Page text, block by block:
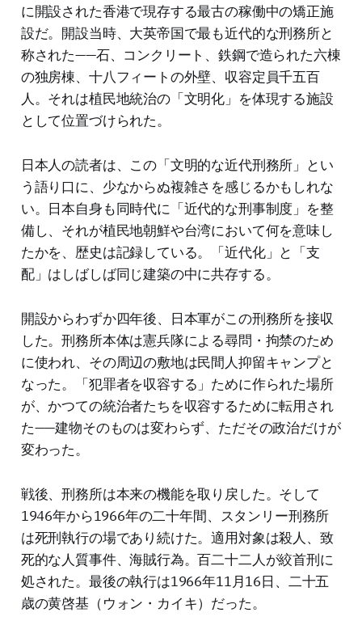
に開設された香港で現存する最古の稼働中の矯正施
設だ。開設当時、大英帝国で最も近代的な刑務所と
称された——石、コンクリート、鉄鋼で造られた六棟
の独房棟、十八フィートの外壁、収容定員千五百
人。それは植民地統治の「文明化」を体現する施設
として位置づけられた。
日本人の読者は、この「文明的な近代刑務所」とい
う語り口に、少なからぬ複雑さを感じるかもしれな
い。日本自身も同時代に「近代的な刑事制度」を整
備し、それが植民地朝鮮や台湾において何を意味し
たかを、歴史は記録している。「近代化」と「支
配」はしばしば同じ建築の中に共存する。
開設からわずか四年後、日本軍がこの刑務所を接収
した。刑務所本体は憲兵隊による尋問・拘禁のため
に使われ、その周辺の敷地は民間人抑留キャンプと
なった。「犯罪者を収容する」ために作られた場所
が、かつての統治者たちを収容するために転用され
た——建物そのものは変わらず、ただその政治だけが
変わった。
戦後、刑務所は本来の機能を取り戻した。そして
1946年から1966年の二十年間、スタンリー刑務所
は死刑執行の場であり続けた。適用対象は殺人、致
死的な人質事件、海賊行為。百二十二人が絞首刑に
処された。最後の執行は1966年11月16日、二十五
歳の黄啓基（ウォン・カイキ）だった。